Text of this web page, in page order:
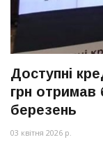
Доступні
грн отримав
березень
03 квітня 2026 р.